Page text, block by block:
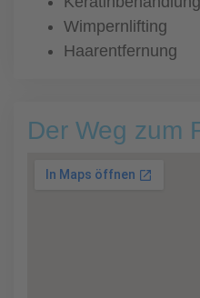
Wimpernlifting
Haarentfernung
Der Weg zum